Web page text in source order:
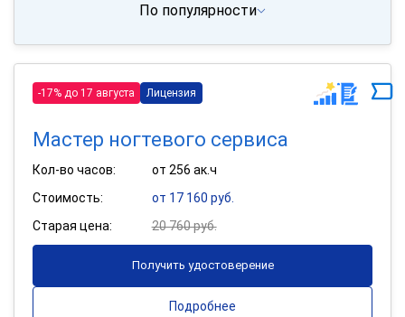
По популярности
-17% до 17 августа Лицензия
Мастер ногтевого сервиса
Кол-во часов:
от 256 ак.ч
Стоимость:
от 17 160 руб.
Старая цена:
20 760 руб.
Получить удостоверение
Подробнее